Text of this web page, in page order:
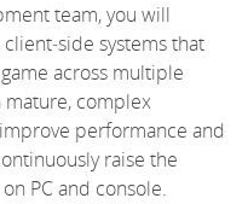
team, you will
client‑side systems that
across multiple
mature, complex
performance and
raise the
PC and console.